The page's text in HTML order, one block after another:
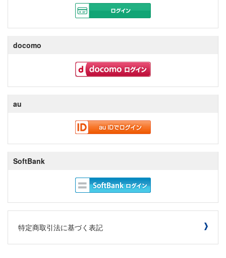
docomo
au
SoftBank
特定商取引法に基づく表記